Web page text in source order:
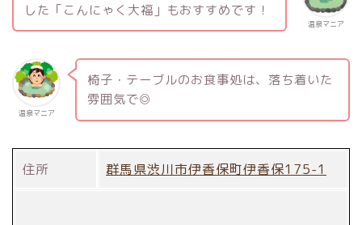
温泉マニア
した「こんにゃく大福」もおすすめです！
温泉マニア
椅子・テーブルのお食事処は、落ち着いた
雰囲気で◎
住所 群馬県渋川市伊香保町伊香保175-1